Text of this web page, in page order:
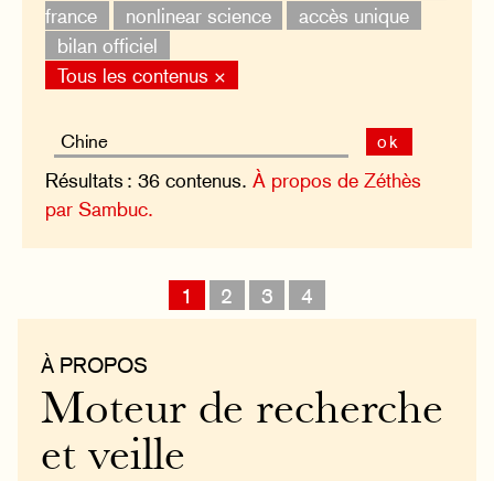
france
nonlinear science
accès unique
bilan officiel
Tous les contenus ×
ok
Résultats : 36 contenus.À propos de Zéthès
par Sambuc.
1 2 3 4
À PROPOS
Moteur de recherche
et veille